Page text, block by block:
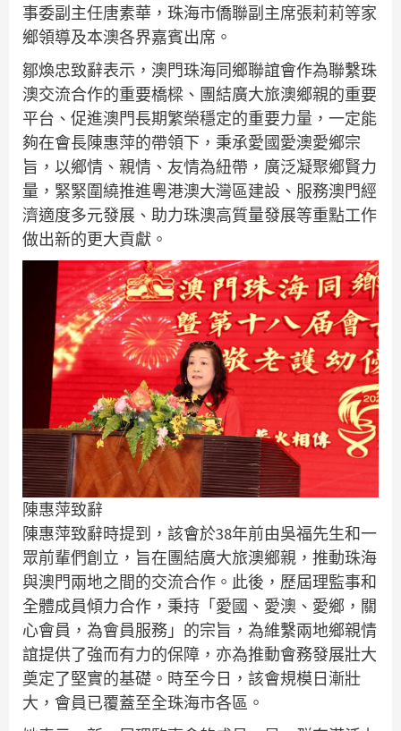
事委副主任唐素華，珠海市僑聯副主席張莉莉等家
鄉領導及本澳各界嘉賓出席。
鄒煥忠致辭表示，澳門珠海同鄉聯誼會作為聯繫珠
澳交流合作的重要橋樑、團結廣大旅澳鄉親的重要
平台、促進澳門長期繁榮穩定的重要力量，一定能
夠在會長陳惠萍的帶領下，秉承愛國愛澳愛鄉宗
旨，以鄉情、親情、友情為紐帶，廣泛凝聚鄉賢力
量，緊緊圍繞推進粵港澳大灣區建設、服務澳門經
濟適度多元發展、助力珠澳高質量發展等重點工作
做出新的更大貢獻。
陳惠萍致辭
陳惠萍致辭時提到，該會於38年前由吳福先生和一
眾前輩們創立，旨在團結廣大旅澳鄉親，推動珠海
與澳門兩地之間的交流合作。此後，歷屆理監事和
全體成員傾力合作，秉持「愛國、愛澳、愛鄉，關
心會員，為會員服務」的宗旨，為維繫兩地鄉親情
誼提供了強而有力的保障，亦為推動會務發展壯大
奠定了堅實的基礎。時至今日，該會規模日漸壯
大，會員已覆蓋至全珠海市各區。